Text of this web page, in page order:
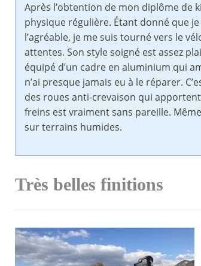
Après l’obtention de mon diplôme de
physique régulière. Étant donné que
l’agréable, je me suis tourné vers le
attentes. Son style soigné est assez
équipé d’un cadre en aluminium qui
n’ai presque jamais eu à le réparer.
des roues anti-crevaison qui
freins est vraiment sans pareille.
sur terrains humides.
Très belles finitions